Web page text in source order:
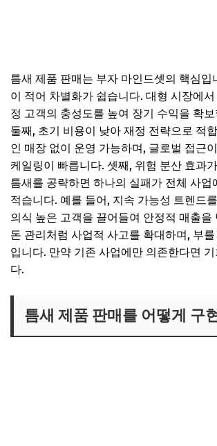
틈새 제품 판매는 부자 마인드셋의 핵심입
이 적어 차별화가 쉽습니다. 대형 시장에
정 고객의 충성도를 높여 장기 수익을 확
둘째, 초기 비용이 낮아 재정 전략으로 적
인 매장 없이 운영 가능하며, 글로벌 접근
케일링이 빠릅니다. 셋째, 위험 분산 효과
틈새를 공략하면 하나의 실패가 전체 사업
적습니다. 예를 들어, 지속 가능성 트렌드
의식 높은 고객을 끌어들여 안정적 매출을
돈 관리처럼 사업적 사고를 확대하며, 부
입니다. 만약 기존 사업에만 의존한다면 기
다.
틈새 제품 판매를 어떻게 구